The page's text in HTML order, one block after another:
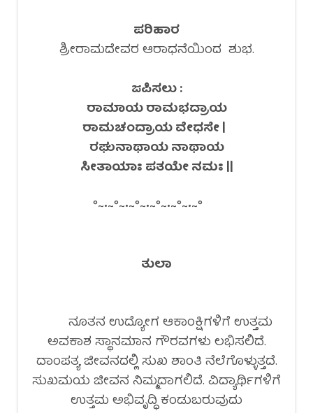
ಪರಿಹಾರ
ಶ್ರೀರಾಮದೇವರ ಆರಾಧನೆಯಿಂದ ಶುಭ.
ಜಪಿಸಲು :
ರಾಮಾಯ ರಾಮಭದ್ರಾಯ
ರಾಮಚಂದ್ರಾಯ ವೇಧಸೇ |
ರಘುನಾಥಾಯ ನಾಥಾಯ
ಸೀತಾಯಾಃ ಪತಯೇ ನಮಃ ||
°~•~°~•~°~•~°~•~°~•~°
ತುಲಾ
ನೂತನ ಉದ್ಯೋಗ ಆಕಾಂಕ್ಷಿಗಳಿಗೆ ಉತ್ತಮ
ಅವಕಾಶ ಸ್ಥಾನಮಾನ ಗೌರವಗಳು ಲಭಿಸಲಿದೆ.
ದಾಂಪತ್ಯ ಜೀವನದಲ್ಲಿ ಸುಖ ಶಾಂತಿ ನೆಲೆಗೊಳ್ಳುತ್ತದೆ.
ಸುಖಮಯ ಜೀವನ ನಿಮ್ಮದಾಗಲಿದೆ. ವಿದ್ಯಾರ್ಥಿಗಳಿಗೆ
ಉತ್ತಮ ಅಭಿವೃದ್ಧಿ ಕಂಡುಬರುವುದು